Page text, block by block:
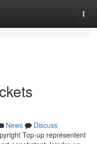
News
Discuss
Top-up représentent